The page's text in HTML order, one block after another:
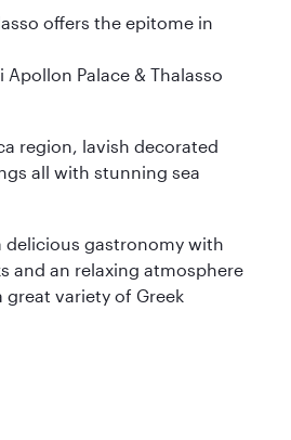
offers the epitome in
Palace & Thalasso
region, lavish decorated
all with stunning sea
delicious gastronomy with
and an relaxing atmosphere
variety of Greek